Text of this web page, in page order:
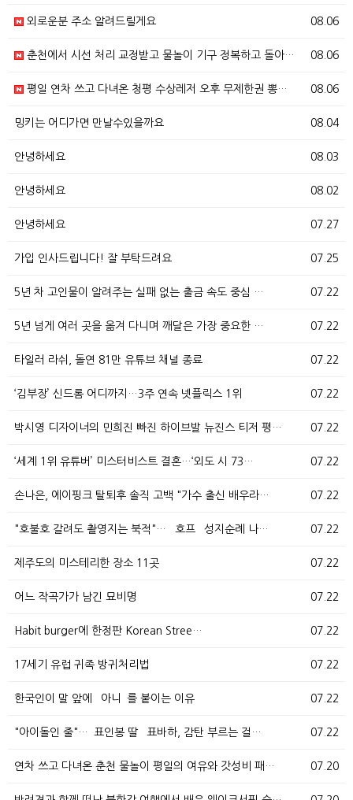
08.06
외로운분 주소 알려드릴게요
08.06
춘천에서 시선 처리 교정받고 물놀이 기구 정복하고 돌아…
08.06
평일 연차 쓰고 다녀온 청평 수상레저 오후 무제한권 뽕…
08.04
밍키는 어디가면 만날수있을까요
08.03
안녕하세요
08.02
안녕하세요
07.27
안녕하세요
07.25
가입 인사드립니다! 잘 부탁드려요
07.22
5년 차 고인물이 알려주는 실패 없는 출금 속도 중심 …
07.22
5년 넘게 여러 곳을 옮겨 다니며 깨달은 가장 중요한 …
07.22
타일러 라쉬, 돌연 81만 유튜브 채널 종료
07.22
‘김부장’ 신드롬 어디까지…3주 연속 넷플릭스 1위
07.22
박시영 디자이너의 민희진 빠진 하이브발 뉴진스 티저 평…
07.22
‘세계 1위 유튜버’ 미스터비스트 결혼…‘외도 시 73…
07.22
손나은, 에이핑크 탈퇴후 솔직 고백 "가수 출신 배우라…
07.22
"호불호 갈려도 촬영지는 북적"… `호프` 성지순례 나…
07.22
제주도의 미스테리한 장소 11곳
07.22
어느 작곡가가 남긴 묘비명
07.22
Habit burger에 한정판 Korean Stree…
07.22
17세기 유럽 귀족 방귀처리법
07.22
한국인이 말 앞에 `아니`를 붙이는 이유
07.22
"아이돌인 줄"…`표인봉 딸` 표바하, 감탄 부르는 걸…
07.20
연차 쓰고 다녀온 춘천 물놀이 평일의 여유와 갓성비 패…